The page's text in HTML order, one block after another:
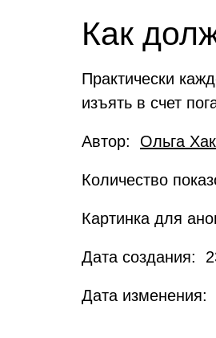
Как
Практически
изъять в счет
Автор: Ольга
Количество
Картинка для
Дата создания:
Дата изменения: